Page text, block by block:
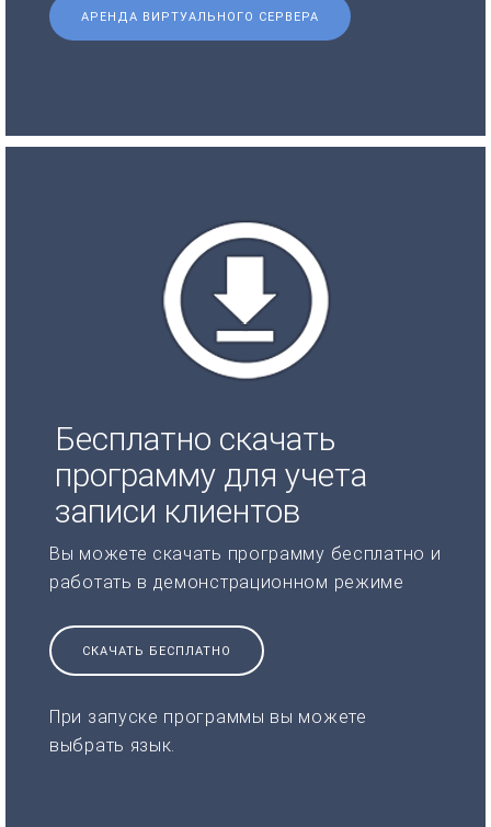
АРЕНДА ВИРТУАЛЬНОГО СЕРВЕРА
Бесплатно скачать
программу для учета
записи клиентов
Вы можете скачать программу бесплатно и
работать в демонстрационном режиме
СКАЧАТЬ БЕСПЛАТНО
При запуске программы вы можете
выбрать язык.